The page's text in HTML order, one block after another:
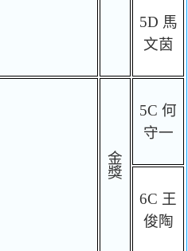
5D 馬
文茵
金
獎
5C 何
守一
6C 王
俊陶